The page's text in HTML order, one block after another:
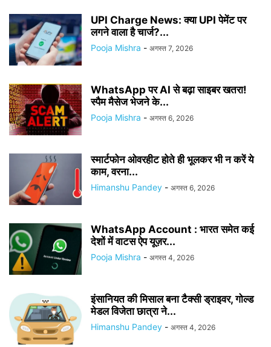
UPI Charge News: क्या UPI पेमेंट पर
लगने वाला है चार्ज?...
Pooja Mishra - अगस्त 7, 2026
WhatsApp पर AI से बढ़ा साइबर खतरा!
स्पैम मैसेज भेजने के...
Pooja Mishra - अगस्त 6, 2026
स्मार्टफोन ओवरहीट होते ही भूलकर भी न करें ये
काम, वरना...
Himanshu Pandey - अगस्त 6, 2026
WhatsApp Account : भारत समेत कई
देशों में वाटस ऐप यूज़र...
Pooja Mishra - अगस्त 4, 2026
इंसानियत की मिसाल बना टैक्सी ड्राइवर, गोल्ड
मेडल विजेता छात्रा ने...
Himanshu Pandey - अगस्त 4, 2026